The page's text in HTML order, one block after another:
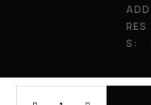
ADD
RES
S: